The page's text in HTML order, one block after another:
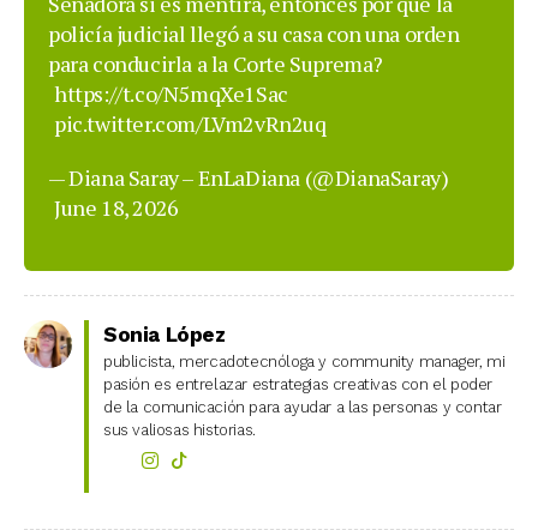
policía judicial llegó a su casa con una orden
para conducirla a la Corte Suprema?
https://t.co/N5mqXe1Sac
pic.twitter.com/LVm2vRn2uq
— Diana Saray – EnLaDiana (@DianaSaray)
June 18, 2026
Sonia López
publicista, mercadotecnóloga y community manager, mi
pasión es entrelazar estrategias creativas con el poder
de la comunicación para ayudar a las personas y contar
sus valiosas historias.